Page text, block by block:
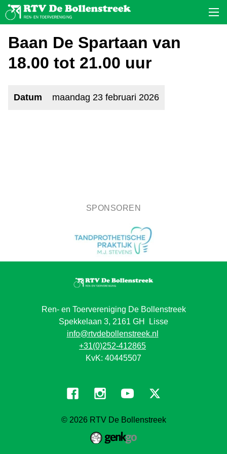
Baan De Spartaan van
18.00 tot 21.00 uur
Datum maandag 23 februari 2026
SPONSOREN
Ren- en Toervereniging De Bollenstreek
Spekkelaan 3, 2161 GH Lisse
info@rtvdebollenstreek.nl
+31(0)252-412865
KvK: 40445507
© 2026RTV De Bollenstreek